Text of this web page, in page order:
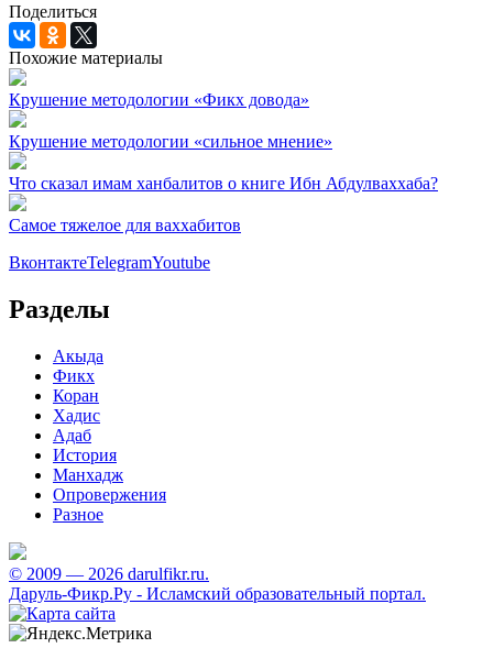
Поделиться
Похожие материалы
Крушение методологии «Фикх довода»
Крушение методологии «сильное мнение»
Что сказал имам ханбалитов о книге Ибн Абдулваххаба?
Самое тяжелое для ваххабитов
ВконтактеTelegramYoutube
Разделы
Акыда
Фикх
Коран
Хадис
Адаб
История
Манхадж
Опровержения
Разное
© 2009 — 2026 darulfikr.ru.
Даруль-Фикр.Ру - Исламский образовательный портал.